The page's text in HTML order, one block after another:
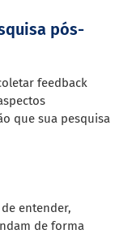
pós-
feedback
que sua pesquisa
entender,
de forma